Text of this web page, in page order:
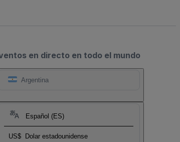
en directo en todo el mundo
Argentina
Español (ES)
US$ Dolar estadounidense